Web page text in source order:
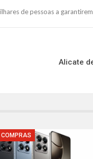
de pessoas a
Alicate
COMPRAS